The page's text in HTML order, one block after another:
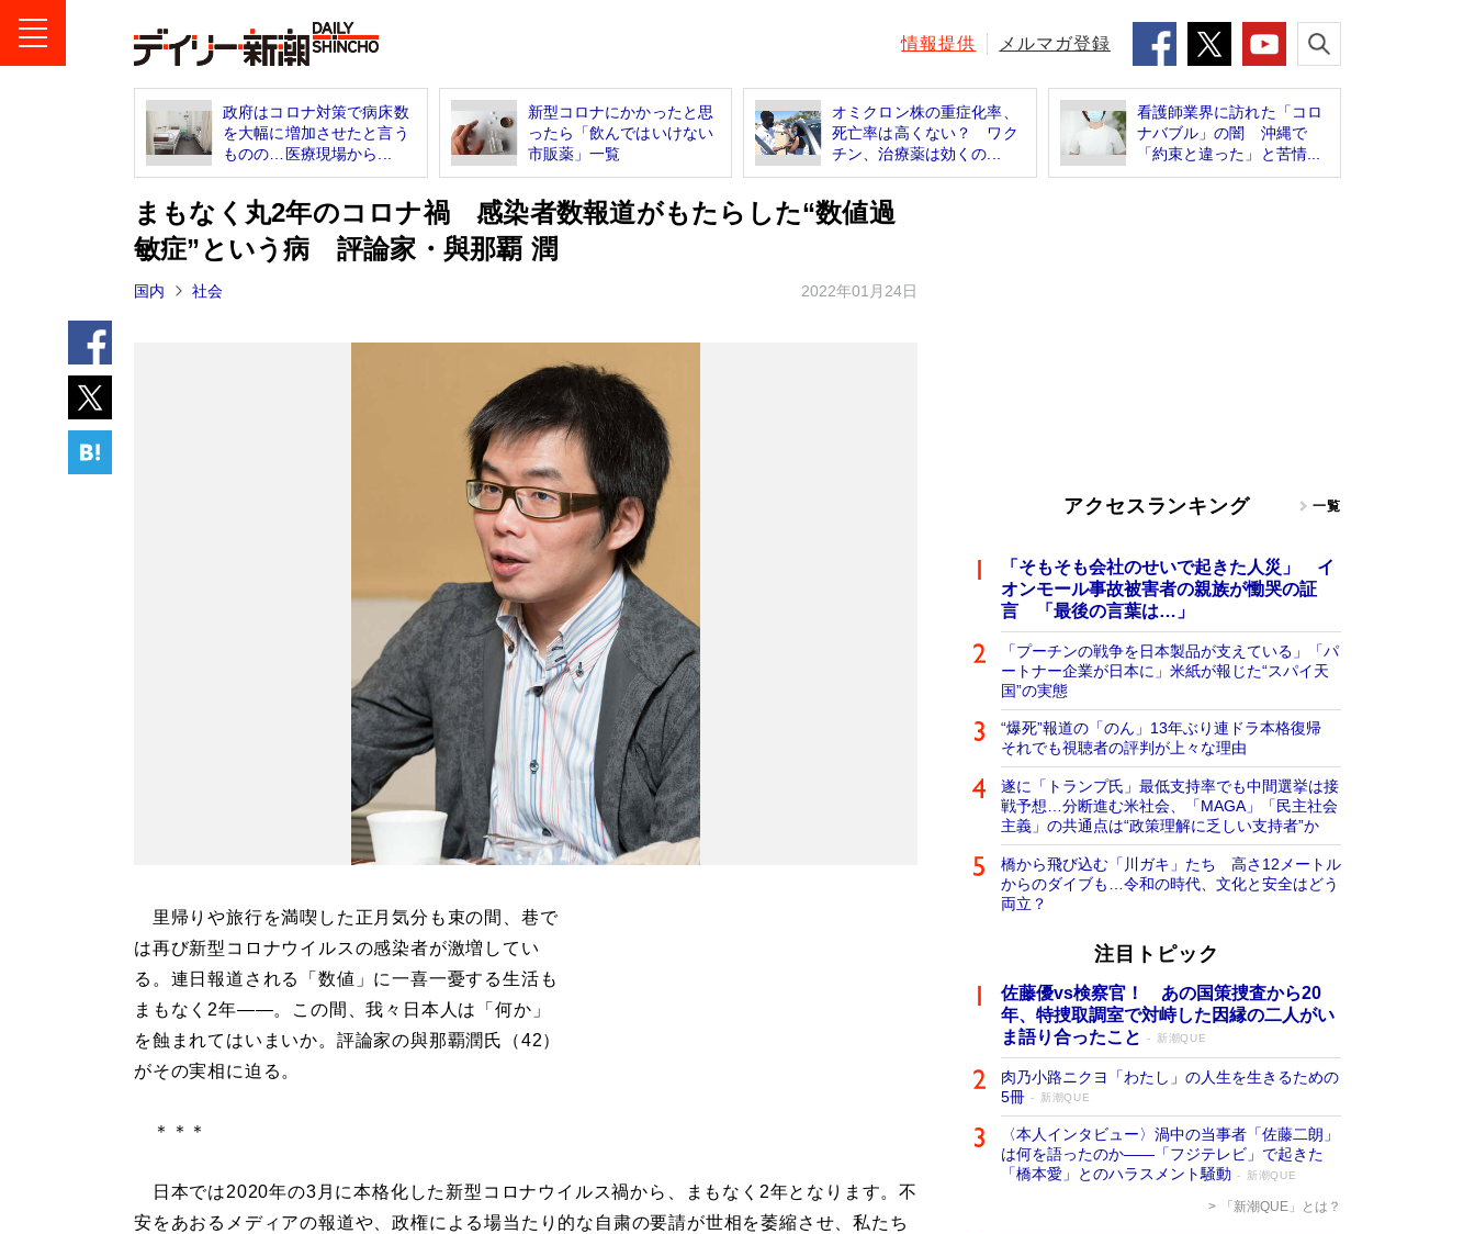
情報提供 メルマガ登録
政府はコロナ対策で病床数
を大幅に増加させたと言う
ものの…医療現場から...
新型コロナにかかったと思
ったら「飲んではいけない
市販薬」一覧
オミクロン株の重症化率、
死亡率は高くない？ ワク
チン、治療薬は効くの...
看護師業界に訪れた「コロ
ナバブル」の闇 沖縄で
「約束と違った」と苦情...
まもなく丸2年のコロナ禍 感染者数報道がもたらした“数値過
敏症”という病 評論家・與那覇 潤
国内 社会 2022年01月24日
里帰りや旅行を満喫した正月気分も束の間、巷で
は再び新型コロナウイルスの感染者が激増してい
る。連日報道される「数値」に一喜一憂する生活も
まもなく2年――。この間、我々日本人は「何か」
を蝕まれてはいまいか。評論家の與那覇潤氏（42）
がその実相に迫る。
＊＊＊
日本では2020年の3月に本格化した新型コロナウイルス禍から、まもなく2年となります。不
安をあおるメディアの報道や、政権による場当たり的な自粛の要請が世相を萎縮させ、私たち
アクセスランキング 一覧
「そもそも会社のせいで起きた人災」 イ
オンモール事故被害者の親族が慟哭の証
言 「最後の言葉は…」
「プーチンの戦争を日本製品が支えている」「パ
ートナー企業が日本に」米紙が報じた“スパイ天
国”の実態
“爆死”報道の「のん」13年ぶり連ドラ本格復帰
それでも視聴者の評判が上々な理由
遂に「トランプ氏」最低支持率でも中間選挙は接
戦予想…分断進む米社会、「MAGA」「民主社会
主義」の共通点は“政策理解に乏しい支持者”か
橋から飛び込む「川ガキ」たち 高さ12メートル
からのダイブも…令和の時代、文化と安全はどう
両立？
注目トピック
佐藤優vs検察官！ あの国策捜査から20
年、特捜取調室で対峙した因縁の二人がい
ま語り合ったこと
新潮QUE
肉乃小路ニクヨ「わたし」の人生を生きるための
5冊
新潮QUE
〈本人インタビュー〉渦中の当事者「佐藤二朗」
は何を語ったのか――「フジテレビ」で起きた
「橋本愛」とのハラスメント騒動
新潮QUE
「新潮QUE」とは？